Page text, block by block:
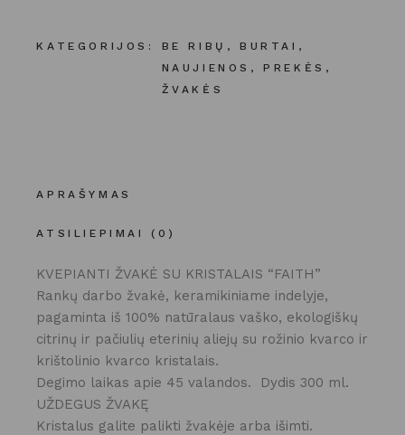
KATEGORIJOS: BE RIBŲ , BURTAI ,
NAUJIENOS ,PREKĖS ,
ŽVAKĖS
APRAŠYMAS
ATSILIEPIMAI (0)
KVEPIANTI ŽVAKĖ SU KRISTALAIS “FAITH”
Rankų darbo žvakė, keramikiniame indelyje,
pagaminta iš 100% natūralaus vaško, ekologiškų
citrinų ir pačiulių eterinių aliejų su rožinio kvarco ir
krištolinio kvarco kristalais.
Degimo laikas apie 45 valandos. Dydis 300 ml.
UŽDEGUS ŽVAKĘ
Kristalus galite palikti žvakėje arba išimti.